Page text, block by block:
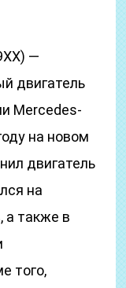
—
двигатель
Mercedes-
на новом
двигатель
на
а также в
того,